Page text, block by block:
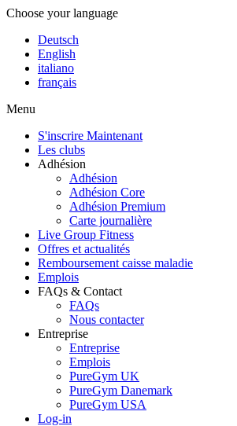
Choose your language
Deutsch
English
italiano
français
Menu
S'inscrire Maintenant
Les clubs
Adhésion
Adhésion
Adhésion Core
Adhésion Premium
Carte journalière
Live Group Fitness
Offres et actualités
Remboursement caisse maladie
Emplois
FAQs & Contact
FAQs
Nous contacter
Entreprise
Entreprise
Emplois
PureGym UK
PureGym Danemark
PureGym USA
Log-in